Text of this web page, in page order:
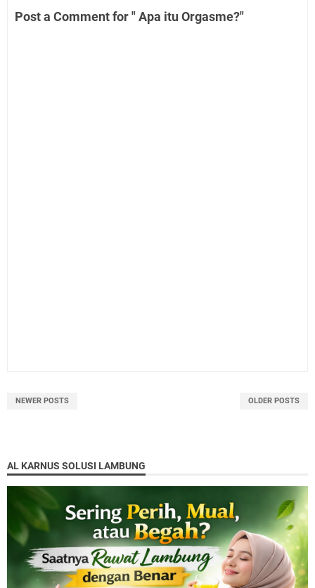
Post a Comment for " Apa itu Orgasme?"
NEWER POSTS OLDER POSTS
AL KARNUS SOLUSI LAMBUNG